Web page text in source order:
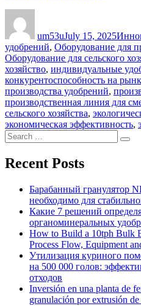
um53uJuly 15, 2025
удобрений, Оборудование для
Оборудование для сельского
хозяйство, индивидуальные
конкурентоспособность на
производства удобрений,
производственная линия для
сельского хозяйства,
экономическая эффективность,
Search
for:
Recent Posts
Барабанный гранулятор
необходимо для
Какие 7 решений
органоминеральных
How to Build a 10tph Bulk
Process Flow, Equipment
Утилизация куриного
на 500 000 голов:
отходов
Inversión en una planta de
granulación por extrusión